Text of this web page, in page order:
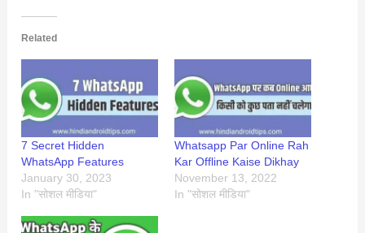
Related
7 Secret Hidden
WhatsApp Features
January 30, 2023
In "सोशल मीडिया"
Whatsapp Par Online Rah
Kar Offline Kaise Dikhay
November 13, 2022
In "सोशल मीडिया"